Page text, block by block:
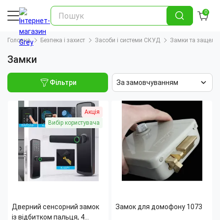
0
Головна Безпека і захист Засоби і системи СКУД Замки та
Замки
Фільтри За замовчуванням
Акція
Вибір користувача
Дверний сенсорний замок
із відбитком пальця, 4
Замок для домофону 1073